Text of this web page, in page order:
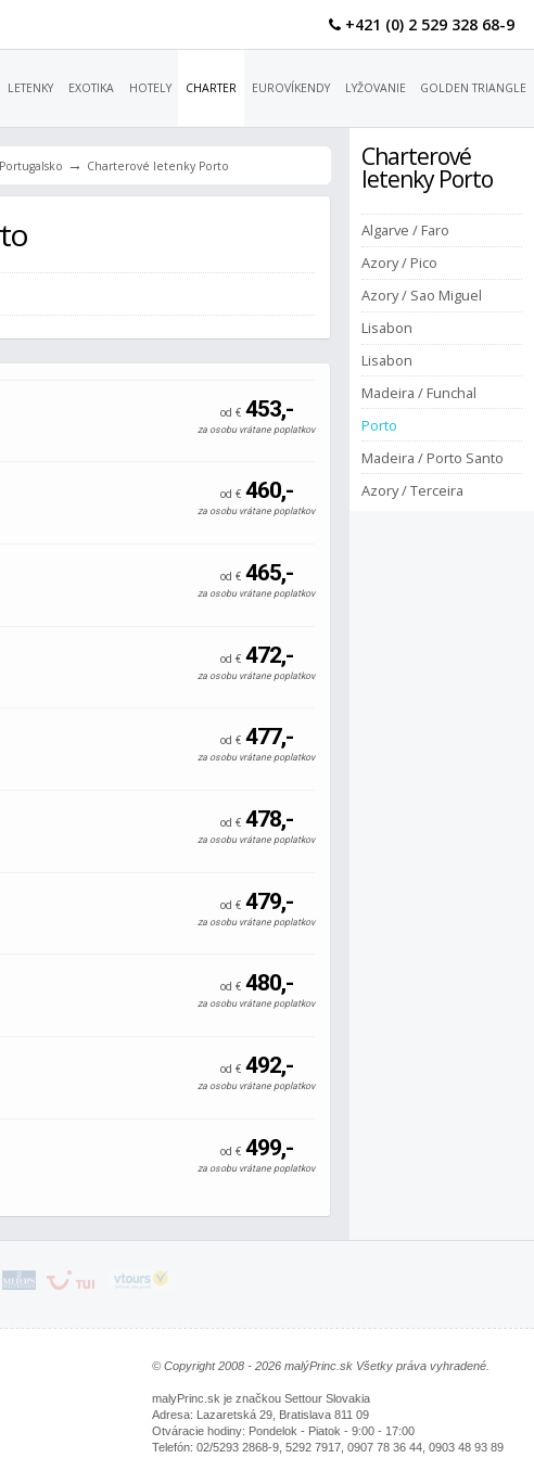
+421 (0) 2 529 328 68-9
LETENKY EXOTIKA HOTELY CHARTER EUROVÍKENDY LYŽOVANIE GOLDEN TRIANGLE
Charterové
letenky Porto
Algarve / Faro
Azory / Pico
Azory / Sao Miguel
Lisabon
Lisabon
Madeira / Funchal
Porto
Madeira / Porto Santo
Azory / Terceira
→ Charterové letenky Porto
od € 453,-
za osobu vrátane poplatkov
od € 460,-
za osobu vrátane poplatkov
od € 465,-
za osobu vrátane poplatkov
od € 472,-
za osobu vrátane poplatkov
od € 477,-
za osobu vrátane poplatkov
od € 478,-
za osobu vrátane poplatkov
od € 479,-
za osobu vrátane poplatkov
od € 480,-
za osobu vrátane poplatkov
od € 492,-
za osobu vrátane poplatkov
od € 499,-
za osobu vrátane poplatkov
© Copyright 2008 - 2026 malýPrinc.sk Všetky práva vyhradené.
malyPrinc.sk je značkou Settour Slovakia
Adresa: Lazaretská 29, Bratislava 811 09
Otváracie hodiny: Pondelok - Piatok - 9:00 - 17:00
Telefón: 02/5293 2868-9, 5292 7917, 0907 78 36 44, 0903 48 93 89